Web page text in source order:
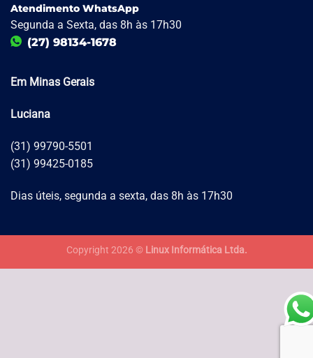
Atendimento WhatsApp
Segunda a Sexta, das 8h às 17h30
(27) 98134-1678
Em Minas Gerais
Luciana
(31) 99790-5501
(31) 99425-0185
Dias úteis, segunda a sexta, das 8h às 17h30
Copyright 2026 © Linux Informática Ltda.